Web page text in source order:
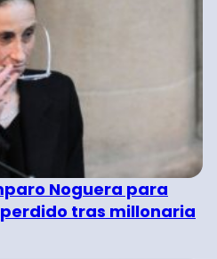
Noguera para
tras millonaria